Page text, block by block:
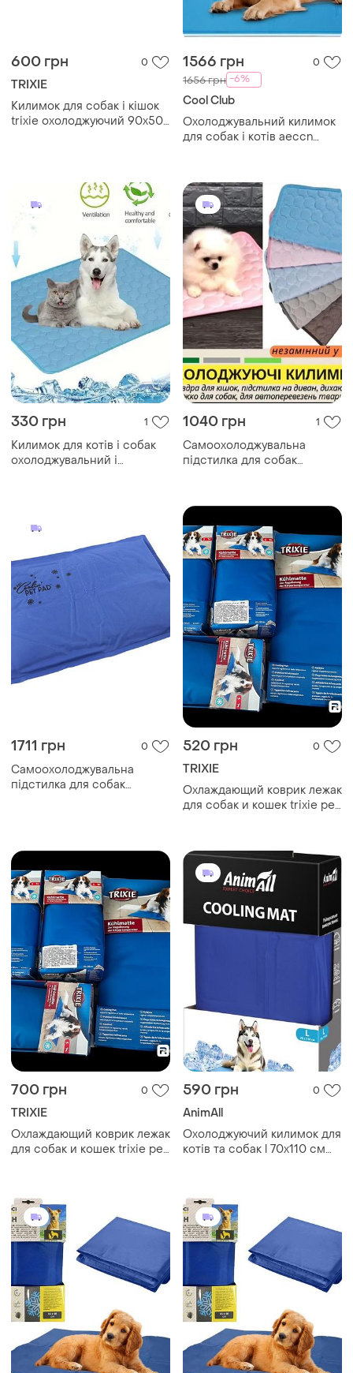
600 грн 0
TRIXIE
Килимок для собак і кішок
trixie охолоджуючий 90х50
охолоджуючий килимок для
1566 грн 0
1656 грн -6%
Cool Club
Охолоджувальний килимок
для собак і котів aeccn
гелевий, нетоксичний,
швидке охолодження.
амазон
330 грн 1
Килимок для котів і собак
охолоджувальний і
1040 грн 1
Самоохолоджувальна
підстилка для собак
1711 грн 0
Самоохолоджувальна
підстилка для собак
520 грн 0
TRIXIE
Охлаждающий коврик лежак
для собак и кошек trixie pet
700 грн 0
TRIXIE
Охлаждающий коврик лежак
для собак и кошек trixie pet
590 грн 0
AnimAll
Охолоджуючий килимок для
котів та собак l 70x110 см